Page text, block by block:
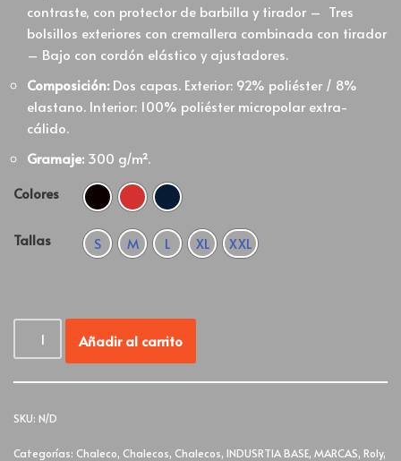
contraste, con protector de barbilla y tirador – Tres
bolsillos exteriores con cremallera combinada con tirador
– Bajo con cordón elástico y ajustadores.
Composición:Dos capas. Exterior: 92% poliéster / 8%
elastano. Interior: 100% poliéster micropolar extra-
cálido.
Gramaje:300 g/m².
Colores
Tallas S M L XL XXL
Añadir al carrito
SKU: N/D
Categorías: Chaleco, Chalecos, Chalecos, INDUSRTIA BASE, MARCAS, Roly,